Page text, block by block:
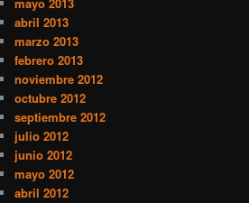
abril 2013
marzo 2013
febrero 2013
noviembre 2012
octubre 2012
septiembre 2012
julio 2012
junio 2012
mayo 2012
abril 2012